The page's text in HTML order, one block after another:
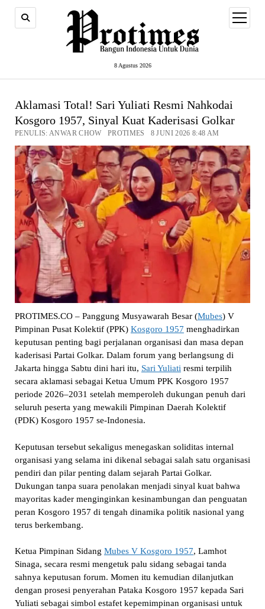
8 Agustus 2026
open
menu
Aklamasi Total! Sari Yuliati Resmi Nahkodai
Kosgoro 1957, Sinyal Kuat Kaderisasi Golkar
PENULIS: ANWAR CHOW PROTIMES 8 JUNI 2026 8:48 AM
PROTIMES.CO – Panggung Musyawarah Besar (Mubes) V
Pimpinan Pusat Kolektif (PPK) Kosgoro 1957 menghadirkan
keputusan penting bagi perjalanan organisasi dan masa depan
kaderisasi Partai Golkar. Dalam forum yang berlangsung di
Jakarta hingga Sabtu dini hari itu, Sari Yuliati resmi terpilih
secara aklamasi sebagai Ketua Umum PPK Kosgoro 1957
periode 2026–2031 setelah memperoleh dukungan penuh dari
seluruh peserta yang mewakili Pimpinan Daerah Kolektif
(PDK) Kosgoro 1957 se-Indonesia.
Keputusan tersebut sekaligus menegaskan soliditas internal
organisasi yang selama ini dikenal sebagai salah satu organisasi
pendiri dan pilar penting dalam sejarah Partai Golkar.
Dukungan tanpa suara penolakan menjadi sinyal kuat bahwa
mayoritas kader menginginkan kesinambungan dan penguatan
peran Kosgoro 1957 di tengah dinamika politik nasional yang
terus berkembang.
Ketua Pimpinan Sidang Mubes V Kosgoro 1957, Lamhot
Sinaga, secara resmi mengetuk palu sidang sebagai tanda
sahnya keputusan forum. Momen itu kemudian dilanjutkan
dengan prosesi penyerahan Pataka Kosgoro 1957 kepada Sari
Yuliati sebagai simbol estafet kepemimpinan organisasi untuk